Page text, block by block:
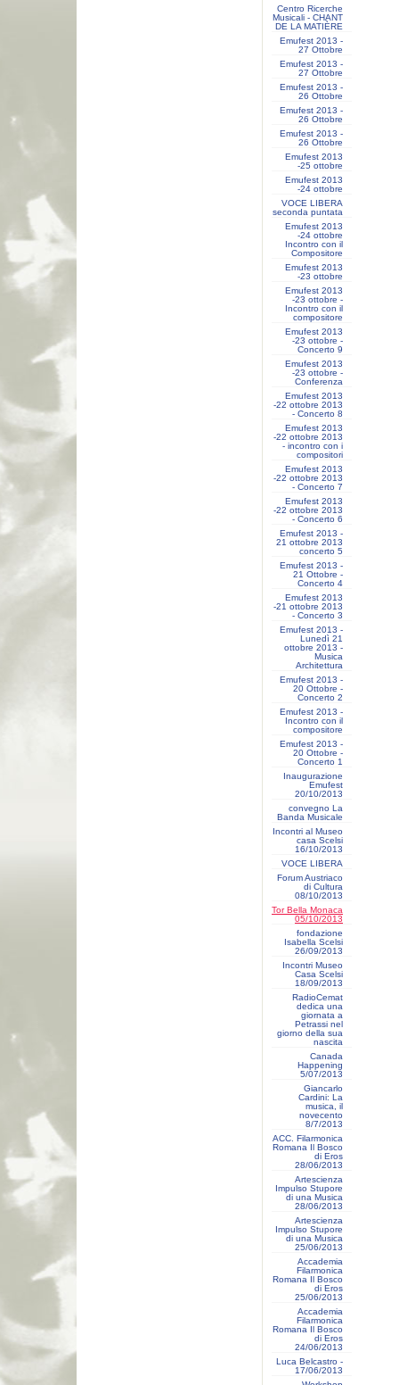
Centro Ricerche
Musicali - CHANT
DE LA MATIÈRE
Emufest 2013 -
27 Ottobre
Emufest 2013 -
27 Ottobre
Emufest 2013 -
26 Ottobre
Emufest 2013 -
26 Ottobre
Emufest 2013 -
26 Ottobre
Emufest 2013
-25 ottobre
Emufest 2013
-24 ottobre
VOCE LIBERA
seconda puntata
Emufest 2013
-24 ottobre
Incontro con il
Compositore
Emufest 2013
-23 ottobre
Emufest 2013
-23 ottobre -
Incontro con il
compositore
Emufest 2013
-23 ottobre -
Concerto 9
Emufest 2013
-23 ottobre -
Conferenza
Emufest 2013
-22 ottobre 2013
- Concerto 8
Emufest 2013
-22 ottobre 2013
- incontro con i
compositori
Emufest 2013
-22 ottobre 2013
- Concerto 7
Emufest 2013
-22 ottobre 2013
- Concerto 6
Emufest 2013 -
21 ottobre 2013
concerto 5
Emufest 2013 -
21 Ottobre -
Concerto 4
Emufest 2013
-21 ottobre 2013
- Concerto 3
Emufest 2013 -
Lunedì 21
ottobre 2013 -
Musica
Architettura
Emufest 2013 -
20 Ottobre -
Concerto 2
Emufest 2013 -
Incontro con il
compositore
Emufest 2013 -
20 Ottobre -
Concerto 1
Inaugurazione
Emufest
20/10/2013
convegno La
Banda Musicale
Incontri al Museo
casa Scelsi
16/10/2013
VOCE LIBERA
Forum Austriaco
di Cultura
08/10/2013
Tor Bella Monaca
05/10/2013
fondazione
Isabella Scelsi
26/09/2013
Incontri Museo
Casa Scelsi
18/09/2013
RadioCemat
dedica una
giornata a
Petrassi nel
giorno della sua
nascita
Canada
Happening
5/07/2013
Giancarlo
Cardini: La
musica, il
novecento
8/7/2013
ACC. Filarmonica
Romana Il Bosco
di Eros
28/06/2013
Artescienza
Impulso Stupore
di una Musica
28/06/2013
Artescienza
Impulso Stupore
di una Musica
25/06/2013
Accademia
Filarmonica
Romana Il Bosco
di Eros
25/06/2013
Accademia
Filarmonica
Romana Il Bosco
di Eros
24/06/2013
Luca Belcastro -
17/06/2013